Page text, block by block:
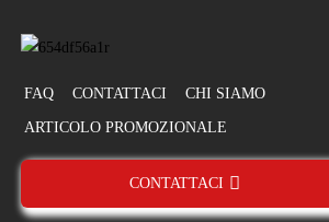
FAQ CONTATTACI CHI SIAMO
ARTICOLO PROMOZIONALE
CONTATTACI